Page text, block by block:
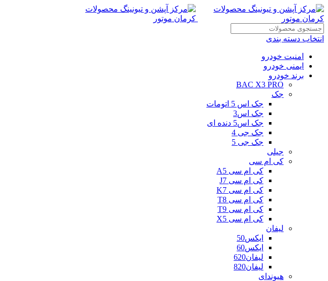
انتخاب دسته بندی
امنیت خودرو
ایمنی خودرو
برند خودرو
BAC X3 PRO
جک
جک اس 5 اتومات
جک اس3
جک اس5 دنده ای
جک جی 4
جک جی 5
جیلی
کی ام سی
کی ام سی A5
کی ام سی J7
کی ام سی K7
کی ام سی T8
کی ام سی T9
کی ام سی X5
لیفان
ایکس50
ایکس60
لیفان620
لیفان820
هیوندای